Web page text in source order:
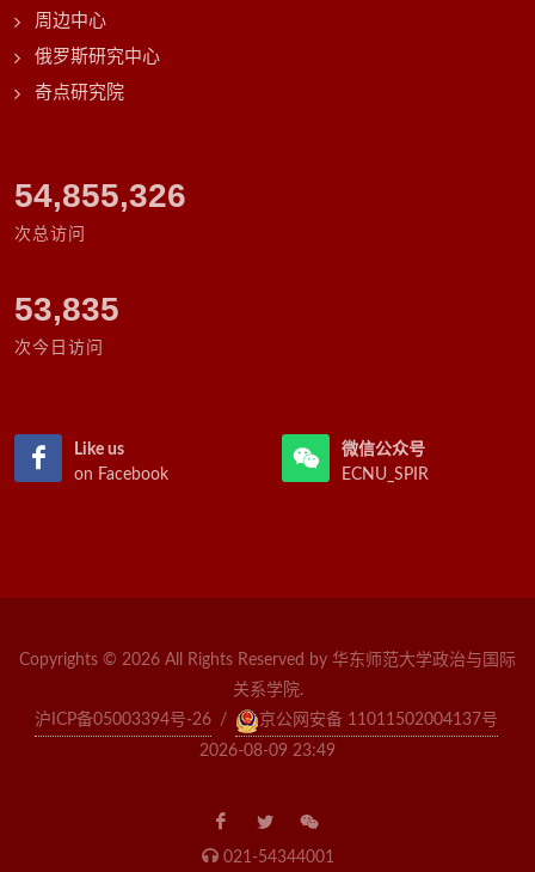
周边中心
俄罗斯研究中心
奇点研究院
63,166,732
次总访问
53,835
次今日访问
Like us
on Facebook
微信公众号
ECNU_SPIR
Copyrights © 2026 All Rights Reserved by 华东师范大学政治与国际
关系学院.
沪ICP备05003394号-26
/
京公网安备 11011502004137号
2026-08-09 23:49
021-54344001